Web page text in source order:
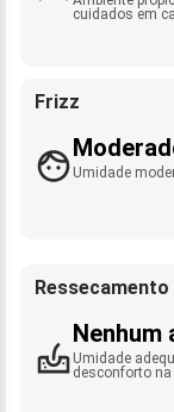
cuidados em
Frizz
Umidade
Ressecamento
Nenhum
Umidade
desconforto na